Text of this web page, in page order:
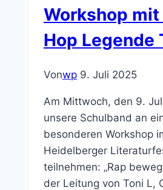
Workshop
Hop Legende
Vonwp 9. Juli 2025
Am Mittwoch, den 9.
unsere Schulband an
besonderen Workshop
Heidelberger
teilnehmen: „Rap
der Leitung von Toni L,